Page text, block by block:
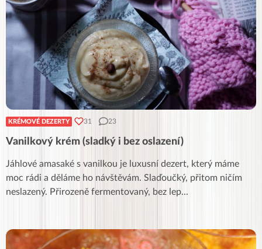
KRÉMOVÉ DEZERTY 31 23
Vanilkový krém (sladký i bez oslazení)
Jáhlové amasaké s vanilkou je luxusní dezert, který máme
moc rádi a děláme ho návštěvám. Slaďoučký, přitom ničím
neslazený. Přirozeně fermentovaný, bez lep...